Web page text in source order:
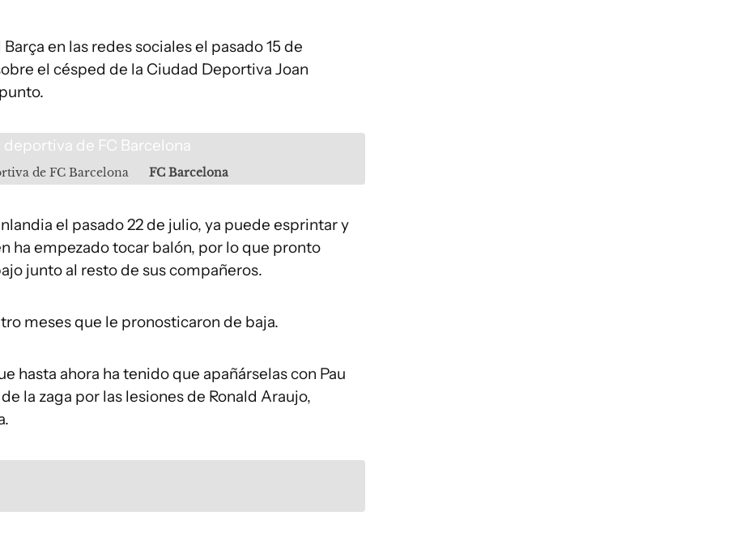
en las redes sociales el pasado 15 de
el césped de la Ciudad Deportiva Joan
de FC Barcelona FC Barcelona
el pasado 22 de julio, ya puede esprintar y
ha empezado tocar balón, por lo que pronto
junto al resto de sus compañeros.
meses que le pronosticaron de baja.
hasta ahora ha tenido que apañárselas con Pau
la zaga por las lesiones de Ronald Araujo,